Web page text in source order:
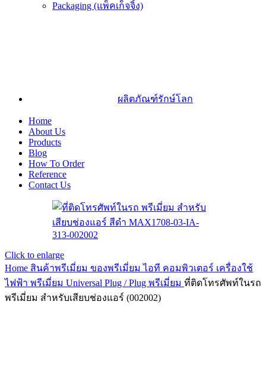
Packaging (แพ็คเก็จจิ้ง)
ผลิตภัณฑ์รักษ์โลก
Home
About Us
Products
Blog
How To Order
Reference
Contact Us
Click to enlarge
Home สินค้าพรีเมี่ยม ของพรีเมี่ยมไอที คอมพิวเตอร์ เครื่องใช้
ไฟฟ้า พรีเมี่ยม Universal Plug / Plug พรีเมี่ยม ที่ติดโทรศัพท์ในรถ
พรีเมี่ยม สำหรับเสียบช่องแอร์ (002002)